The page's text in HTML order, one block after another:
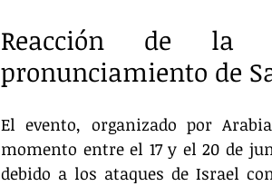
Reacción de la
pronunciamiento de
El evento, organizado por
momento entre el 17 y el 20 de
debido a los ataques de Israel